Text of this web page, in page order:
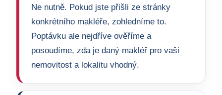
Ne nutně. Pokud jste přišli ze stránky
konkrétního makléře, zohledníme to.
Poptávku ale nejdříve ověříme a
posoudíme, zda je daný makléř pro vaši
nemovitost a lokalitu vhodný.